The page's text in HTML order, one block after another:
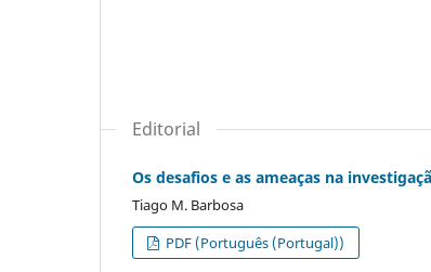
Editorial
Os desafios e as ameaças na
Tiago M. Barbosa
PDF (Português (Portugal))